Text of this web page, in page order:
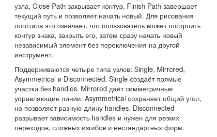
узла, Close Path закрывает контур, Finish Path завершает
текущий путь и позволяет начать новый. Для рисования
логотипа это означает, что пользователь может построить
контур знака, закрыть его, затем сразу начать новый
независимый элемент без переключения на другой
инструмент.
Поддерживаются четыре типа узлов: Single, Mirrored,
Asymmetrical и Disconnected. Single создаёт прямые
участки без handles. Mirrored даёт симметричные
управляющие линии. Asymmetrical сохраняет общий угол,
но позволяет разную длину handles. Disconnected
разрывает зависимость handles и нужен для резких
переходов, сложных изгибов и нестандартных форм.